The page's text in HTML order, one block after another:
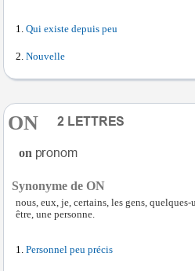
Qui existe depuis peu
Nouvelle
ON
on
Synonyme de ON
nous, eux, je, certains, les gens,
être, une personne.
Personnel peu précis